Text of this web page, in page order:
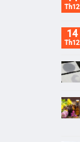
Th12
14
Th12